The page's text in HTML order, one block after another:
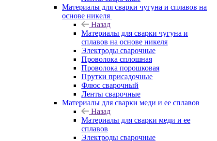
Материалы для сварки чугуна и сплавов на
основе никеля
Назад
Материалы для сварки чугуна и
сплавов на основе никеля
Электроды сварочные
Проволока сплошная
Проволока порошковая
Прутки присадочные
Флюс сварочный
Ленты сварочные
Материалы для сварки меди и ее сплавов
Назад
Материалы для сварки меди и ее
сплавов
Электроды сварочные